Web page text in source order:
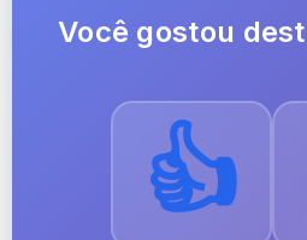
Você gostou
👍